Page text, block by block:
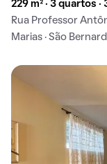
229 m² · 3 quartos ·
Rua Professor
Marias · São